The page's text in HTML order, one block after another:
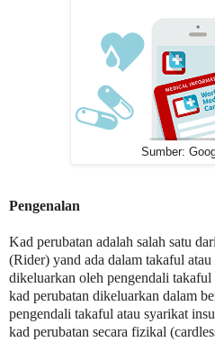
Sumber:
Pengenalan
Kad perubatan adalah salah satu
(Rider) yand ada dalam takaful
dikeluarkan oleh pengendali
kad perubatan dikeluarkan dalam
pengendali takaful atau syarikat
kad perubatan secara fizikal